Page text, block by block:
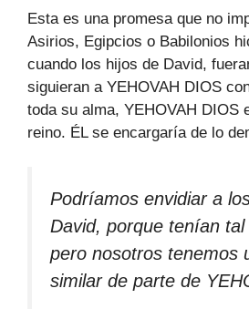
Esta es una promesa que no
Asirios, Egipcios o Babilonios
cuando los hijos de David,
siguieran a YEHOVAH DIOS
toda su alma, YEHOVAH DIOS
reino. ÉL se encargaría de lo
Podríamos envidiar a
David, porque tenían tal
pero nosotros tenemos
similar de parte de